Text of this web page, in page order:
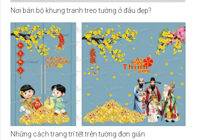
Nơi bán bộ khung tranh treo tường ở đâu đẹp?
Những cách trang trí tết trên tường đơn giản